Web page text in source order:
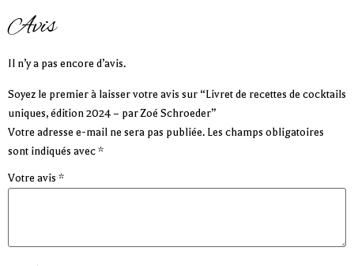
Avis
Il n’y a pas encore d’avis.
Soyez le premier à laisser votre avis sur “Livret de recettes de cocktails
uniques, édition 2024 – par Zoé Schroeder”
Votre adresse e-mail ne sera pas publiée. Les champs obligatoires
sont indiqués avec*
Votre avis *